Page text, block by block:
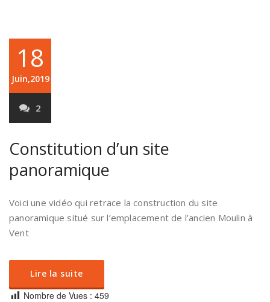
18
Juin,2019
2
Constitution d’un site
panoramique
Voici une vidéo qui retrace la construction du site
panoramique situé sur l’emplacement de l’ancien Moulin à
Vent
Lire la suite
Nombre de Vues : 459